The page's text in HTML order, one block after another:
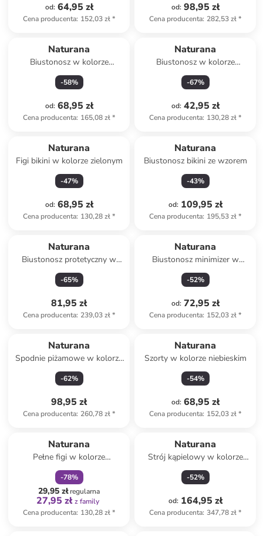
od: 64,95 zł
Cena producenta: 152,03 zł*
od: 98,95 zł
Cena producenta: 282,53 zł*
Naturana
Biustonosz w kolorze
niebieskim
-58%
od: 68,95 zł
Cena producenta: 165,08 zł*
Naturana
Biustonosz w kolorze
jagodowym
-67%
od: 42,95 zł
Cena producenta: 130,28 zł*
Naturana
Figi bikini w kolorze zielonym
-47%
od: 68,95 zł
Cena producenta: 130,28 zł*
Naturana
Biustonosz bikini ze wzorem
-43%
od: 109,95 zł
Cena producenta: 195,53 zł*
Naturana
Biustonosz protetyczny w
kolorze granatowym
-65%
81,95 zł
Cena producenta: 239,03 zł*
Naturana
Biustonosz minimizer w
kolorze turkusowym
-52%
od: 72,95 zł
Cena producenta: 152,03 zł*
Naturana
Spodnie piżamowe w kolorze
niebiesko-jasnoróżowym
-62%
98,95 zł
Cena producenta: 260,78 zł*
Naturana
Szorty w kolorze niebieskim
-54%
od: 68,95 zł
Cena producenta: 152,03 zł*
Naturana
Pełne figi w kolorze
jasnoróżowym
-78%
29,95 złregularna
27,95 zł z family
Cena producenta: 130,28 zł*
Naturana
Strój kąpielowy w kolorze
niebiesko-różowym
-52%
od: 164,95 zł
Cena producenta: 347,78 zł*